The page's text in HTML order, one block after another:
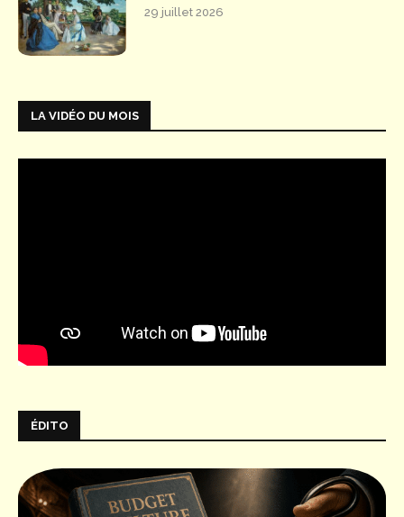
29 juillet 2026
LA VIDÉO DU MOIS
ÉDITO